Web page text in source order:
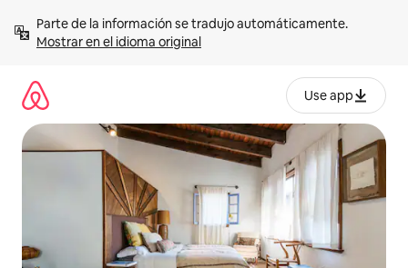
contenidoMostrar en el idioma original
Use app